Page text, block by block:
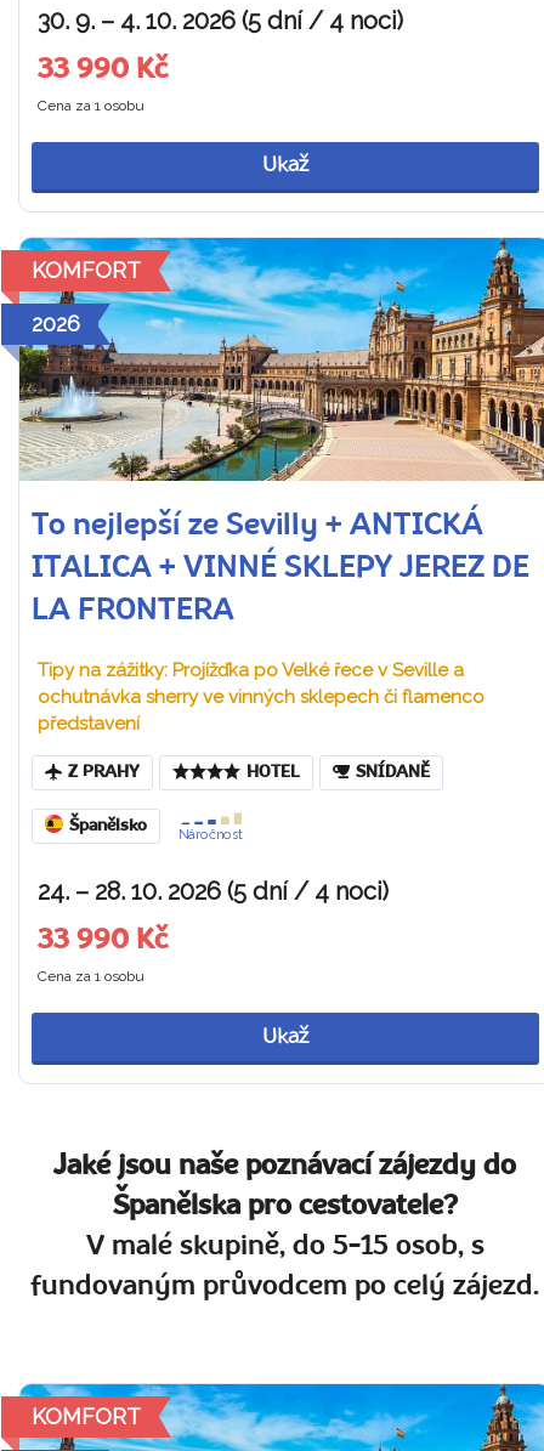
30. 9. – 4. 10. 2026 (5 dní / 4 noci)
33 990 Kč
Cena za 1 osobu
Ukaž
KOMFORT
2026
To nejlepší ze Sevilly + ANTICKÁ
ITALICA + VINNÉ SKLEPY JEREZ DE
LA FRONTERA
Tipy na zážitky: Projížďka po Velké řece v Seville a
ochutnávka sherry ve vinných sklepech či flamenco
představení
Z PRAHY HOTEL SNÍDANĚ
Španělsko
Náročnost
24. – 28. 10. 2026 (5 dní / 4 noci)
33 990 Kč
Cena za 1 osobu
Ukaž
Jaké jsou naše poznávací zájezdy do
Španělska pro cestovatele?
V malé skupině, do 5-15 osob, s
fundovaným průvodcem po celý zájezd.
KOMFORT